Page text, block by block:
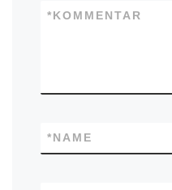
KOMMENTAR
*
NAME
*